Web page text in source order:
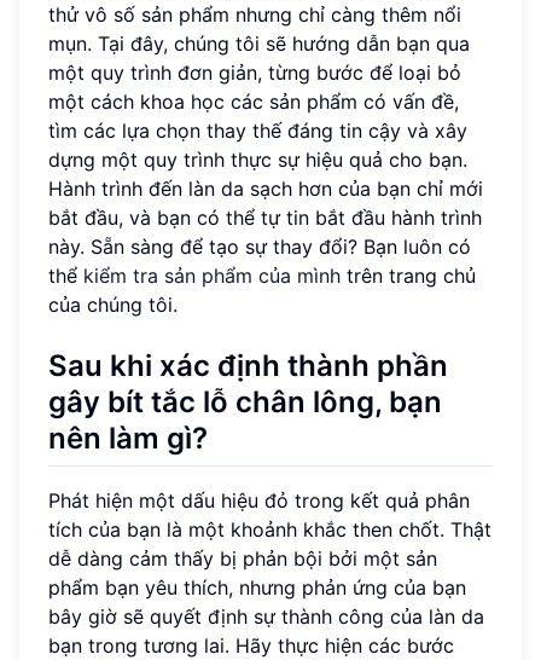
thử vô số sản phẩm nhưng chỉ càng thêm nổi
mụn. Tại đây, chúng tôi sẽ hướng dẫn bạn qua
một quy trình đơn giản, từng bước để loại bỏ
một cách khoa học các sản phẩm có vấn đề,
tìm các lựa chọn thay thế đáng tin cậy và xây
dựng một quy trình thực sự hiệu quả cho bạn.
Hành trình đến làn da sạch hơn của bạn chỉ mới
bắt đầu, và bạn có thể tự tin bắt đầu hành trình
này. Sẵn sàng để tạo sự thay đổi? Bạn luôn có
thể kiểm tra sản phẩm của mình trên trang chủ
của chúng tôi.
Sau khi xác định thành phần
gây bít tắc lỗ chân lông, bạn
nên làm gì?
Phát hiện một dấu hiệu đỏ trong kết quả phân
tích của bạn là một khoảnh khắc then chốt. Thật
dễ dàng cảm thấy bị phản bội bởi một sản
phẩm bạn yêu thích, nhưng phản ứng của bạn
bây giờ sẽ quyết định sự thành công của làn da
bạn trong tương lai. Hãy thực hiện các bước